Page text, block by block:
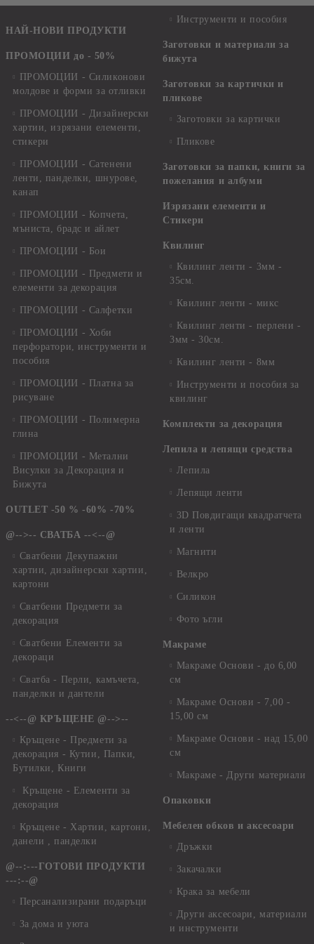
НАЙ-НОВИ ПРОДУКТИ
ПРОМОЦИИ до - 50%
ПРОМОЦИИ - Силиконови
молдове и форми за отливки
ПРОМОЦИИ - Дизайнерски
хартии, изрязани елементи,
стикери
ПРОМОЦИИ - Сатенени
ленти, панделки, шнурове,
канап
ПРОМОЦИИ - Копчета,
мъниста, брадс и айлет
ПРОМОЦИИ - Бои
ПРОМОЦИИ - Предмети и
елементи за декорация
ПРОМОЦИИ - Салфетки
ПРОМОЦИИ - Хоби
перфоратори, инструменти и
пособия
ПРОМОЦИИ - Платна за
рисуване
ПРОМОЦИИ - Полимерна
глина
ПРОМОЦИИ - Метални
Висулки за Декорация и
Бижута
OUTLET -50 % -60% -70%
@-->-- СВАТБА --<--@
Сватбени Декупажни
хартии, дизайнерски хартии,
картони
Сватбени Предмети за
декорация
Сватбени Елементи за
декораци
Сватба - Перли, камъчета,
панделки и дантели
--<--@ КРЪЩЕНЕ @-->--
Кръщене - Предмети за
декорация - Кутии, Папки,
Бутилки, Книги
Кръщене - Елементи за
декорация
Кръщене - Хартии, картони,
данели , панделки
@--:---ГОТОВИ ПРОДУКТИ
---:--@
Персанализирани подаръци
За дома и уюта
Инструменти и пособия
Заготовки и материали за
бижута
Заготовки за картички и
пликове
Заготовки за картички
Пликове
Заготовки за папки, книги за
пожелания и албуми
Изрязани елементи и
Стикери
Квилинг
Квилинг ленти - 3мм -
35см.
Квилинг ленти - микс
Квилинг ленти - перлени -
3мм - 30см.
Квилинг ленти - 8мм
Инструменти и пособия за
квилинг
Комплекти за декорация
Лепила и лепящи средства
Лепила
Лепящи ленти
3D Повдигащи квадратчета
и ленти
Магнити
Велкро
Силикон
Фото ъгли
Макраме
Макраме Основи - до 6,00
см
Макраме Основи - 7,00 -
15,00 см
Макраме Основи - над 15,00
см
Макраме - Други материали
Опаковки
Мебелен обков и аксесоари
Дръжки
Закачалки
Крака за мебели
Други аксесоари, материали
и инструменти